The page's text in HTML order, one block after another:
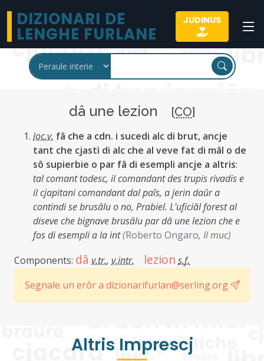
DIZIONARI DE
LENGHE FURLANE
JUDINUS
dâ une lezion [CO]
loc.v. fâ che a cdn. i sucedi alc di brut, ancje
tant che cjastì di alc che al veve fat di mâl o de
sô supierbie o par fâ di esempli ancje a altris:
tal comant todesc, il comandant des trupis rivadis e
il cjapitani comandant dal paîs, a jerin daûr a
contindi se brusâlu o no, Prabiel. L'uficiâl forest al
diseve che bignave brusâlu par dâ une lezion che e
fos di esempli a la int(Roberto Ongaro, Il muc)
Components: dâ v.tr., v.intr. lezion s.f.
Segnale un erôr a dizionarifurlan@serling.org
Altris Imprescj